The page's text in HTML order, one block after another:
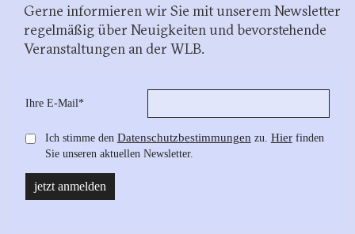
Gerne informieren wir Sie mit unserem Newsletter
regelmäßig über Neuigkeiten und bevorstehende
Veranstaltungen an der WLB.